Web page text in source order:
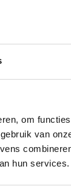
om
van
hun services.